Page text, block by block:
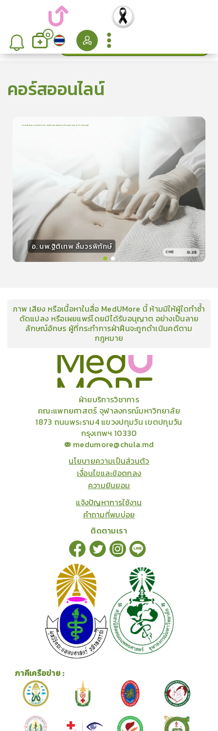
0
เรียงลำดับ
คอร์สออนไลน์
CME 0.25
Essential procedures for medical students: Stomal care (colostomy)
อ. นพ.ฐิติเทพ ลิ้มวรพิทักษ์
ภาพ เสียง หรือเนื้อหาในสื่อ MedUMore นี้ ห้ามมิให้ผู้ใดทำซ้ำ
ดัดแปลง หรือเผยแพร่โดยมิได้รับอนุญาต อย่างเป็นลาย
ลักษณ์อักษร ผู้ที่กระทำการฝ่าฝืนจะถูกดำเนินคดีตาม
กฎหมาย
ฝ่ายบริการวิชาการ
คณะแพทยศาสตร์ จุฬาลงกรณ์มหาวิทยาลัย
1873 ถนนพระราม4 แขวงปทุมวัน เขตปทุมวัน
กรุงเทพฯ 10330
medumore@chula.md
นโยบายความเป็นส่วนตัว
เงื่อนไขและข้อตกลง
ความยินยอม
แจ้งปัญหาการใช้งาน
คำถามที่พบบ่อย
ติดตามเรา
คอร์ส คลังเนื้อหาประชุมวิชาการ ข่าวสารอินโฟกราฟิก
ภาคีเครือข่าย :